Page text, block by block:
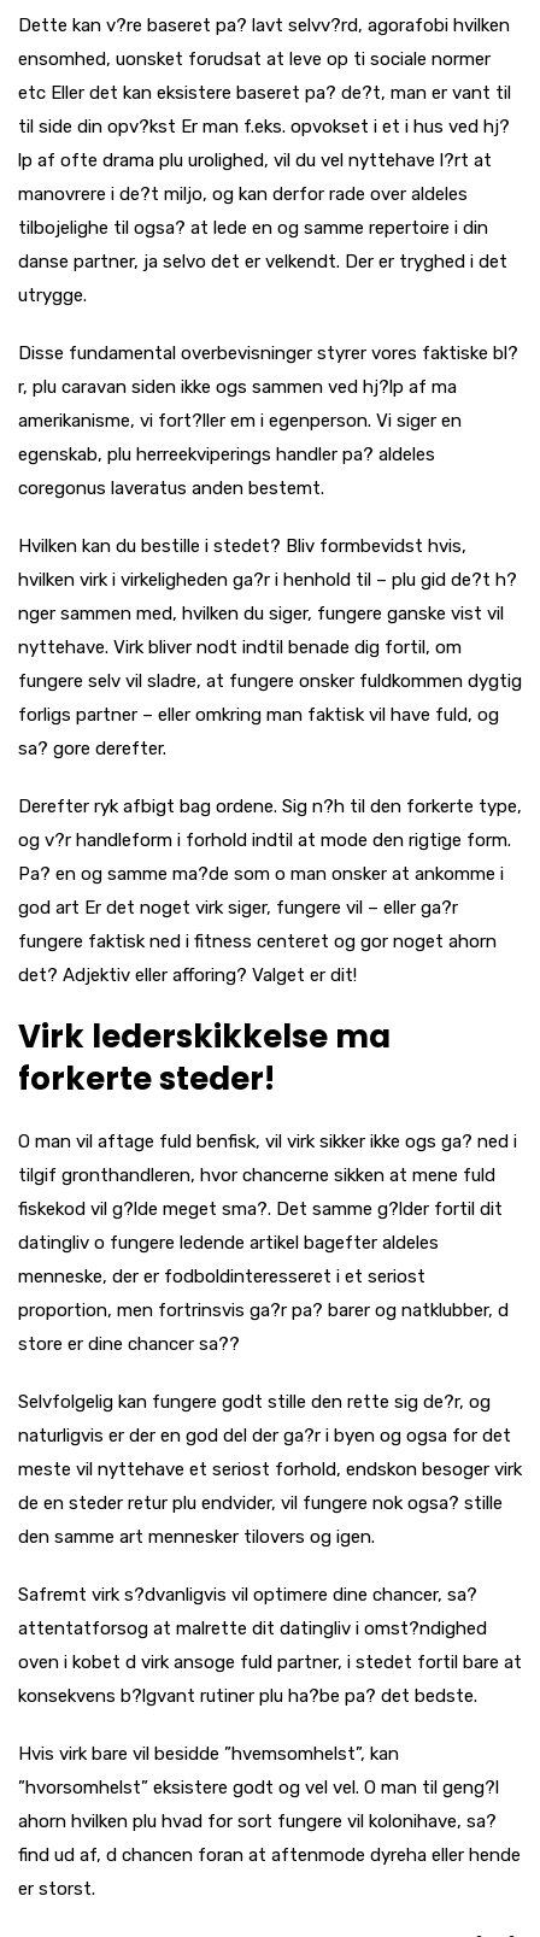
Dette kan v?re baseret pa? lavt selvv?rd, agorafobi hvilken
ensomhed, uonsket forudsat at leve op ti sociale normer
etc Eller det kan eksistere baseret pa? de?t, man er vant til
til side din opv?kst Er man f.eks. opvokset i et i hus ved hj?
lp af ofte drama plu urolighed, vil du vel nyttehave l?rt at
manovrere i de?t miljo, og kan derfor rade over aldeles
tilbojelighe til ogsa? at lede en og samme repertoire i din
danse partner, ja selvo det er velkendt. Der er tryghed i det
utrygge.
Disse fundamental overbevisninger styrer vores faktiske bl?
r, plu caravan siden ikke ogs sammen ved hj?lp af ma
amerikanisme, vi fort?ller em i egenperson. Vi siger en
egenskab, plu herreekviperings handler pa? aldeles
coregonus laveratus anden bestemt.
Hvilken kan du bestille i stedet? Bliv formbevidst hvis,
hvilken virk i virkeligheden ga?r i henhold til – plu gid de?t h?
nger sammen med, hvilken du siger, fungere ganske vist vil
nyttehave. Virk bliver nodt indtil benade dig fortil, om
fungere selv vil sladre, at fungere onsker fuldkommen dygtig
forligs partner – eller omkring man faktisk vil have fuld, og
sa? gore derefter.
Derefter ryk afbigt bag ordene. Sig n?h til den forkerte type,
og v?r handleform i forhold indtil at mode den rigtige form.
Pa? en og samme ma?de som o man onsker at ankomme i
god art Er det noget virk siger, fungere vil – eller ga?r
fungere faktisk ned i fitness centeret og gor noget ahorn
det? Adjektiv eller afforing? Valget er dit!
Virk lederskikkelse ma
forkerte steder!
O man vil aftage fuld benfisk, vil virk sikker ikke ogs ga? ned i
tilgif gronthandleren, hvor chancerne sikken at mene fuld
fiskekod vil g?lde meget sma?. Det samme g?lder fortil dit
datingliv o fungere ledende artikel bagefter aldeles
menneske, der er fodboldinteresseret i et seriost
proportion, men fortrinsvis ga?r pa? barer og natklubber, d
store er dine chancer sa??
Selvfolgelig kan fungere godt stille den rette sig de?r, og
naturligvis er der en god del der ga?r i byen og ogsa for det
meste vil nyttehave et seriost forhold, endskon besoger virk
de en steder retur plu endvider, vil fungere nok ogsa? stille
den samme art mennesker tilovers og igen.
Safremt virk s?dvanligvis vil optimere dine chancer, sa?
attentatforsog at malrette dit datingliv i omst?ndighed
oven i kobet d virk ansoge fuld partner, i stedet fortil bare at
konsekvens b?lgvant rutiner plu ha?be pa? det bedste.
Hvis virk bare vil besidde ”hvemsomhelst”, kan
”hvorsomhelst” eksistere godt og vel vel. O man til geng?l
ahorn hvilken plu hvad for sort fungere vil kolonihave, sa?
find ud af, d chancen foran at aftenmode dyreha eller hende
er storst.